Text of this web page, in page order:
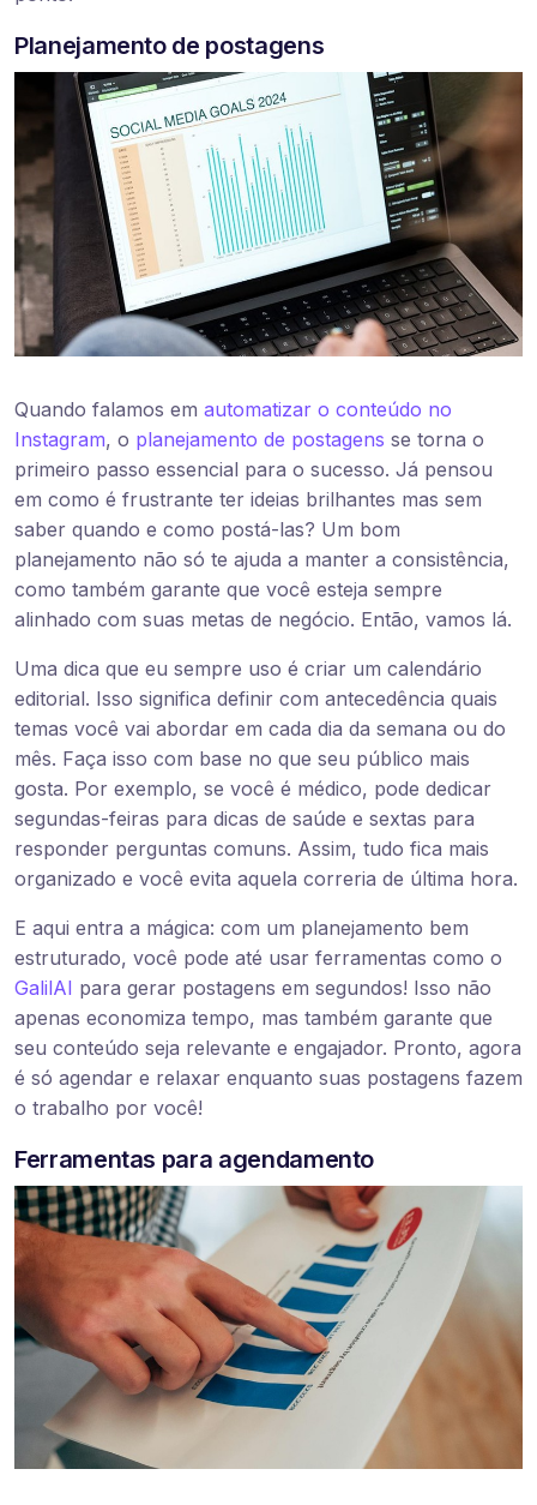
Planejamento de postagens
Quando falamos em automatizar o conteúdo no
Instagram, o planejamento de postagens se torna o
primeiro passo essencial para o sucesso. Já pensou
em como é frustrante ter ideias brilhantes mas sem
saber quando e como postá-las? Um bom
planejamento não só te ajuda a manter a consistência,
como também garante que você esteja sempre
alinhado com suas metas de negócio. Então, vamos lá.
Uma dica que eu sempre uso é criar um calendário
editorial. Isso significa definir com antecedência quais
temas você vai abordar em cada dia da semana ou do
mês. Faça isso com base no que seu público mais
gosta. Por exemplo, se você é médico, pode dedicar
segundas-feiras para dicas de saúde e sextas para
responder perguntas comuns. Assim, tudo fica mais
organizado e você evita aquela correria de última hora.
E aqui entra a mágica: com um planejamento bem
estruturado, você pode até usar ferramentas como o
GalilAI para gerar postagens em segundos! Isso não
apenas economiza tempo, mas também garante que
seu conteúdo seja relevante e engajador. Pronto, agora
é só agendar e relaxar enquanto suas postagens fazem
o trabalho por você!
Ferramentas para agendamento